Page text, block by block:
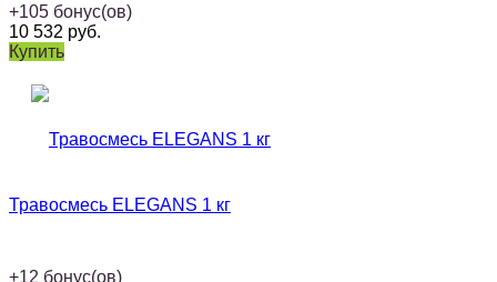
+105 бонус(ов)
10 532 руб.
Купить
Травосмесь ELEGANS 1 кг
+12 бонус(ов)